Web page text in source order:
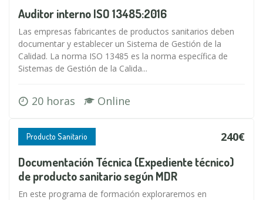
Auditor interno ISO 13485:2016
Las empresas fabricantes de productos sanitarios deben
documentar y establecer un Sistema de Gestión de la
Calidad. La norma ISO 13485 es la norma específica de
Sistemas de Gestión de la Calida...
20 horas Online
Producto Sanitario 240€
Documentación Técnica (Expediente técnico)
de producto sanitario según MDR
En este programa de formación exploraremos en